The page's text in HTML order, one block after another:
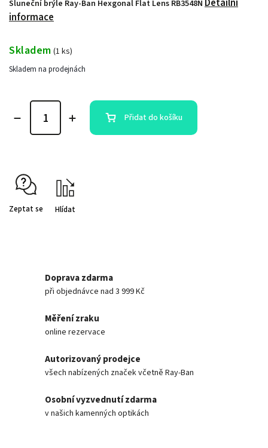
Sluneční brýle Ray-Ban Hexgonal Flat Lens RB3548N
informace
Skladem (1 ks)
Skladem na prodejnách
Přidat do košíku
Zeptat se Hlídat
Doprava zdarma
při objednávce nad 3 999 Kč
Měření zraku
online rezervace
Autorizovaný prodejce
všech nabízených značek včetně Ray-Ban
Osobní vyzvednutí zdarma
v našich kamenných optikách